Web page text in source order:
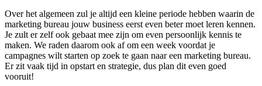
Over het algemeen zul je altijd een kleine periode hebben waarin de
marketing bureau jouw business eerst even beter moet leren kennen.
Je zult er zelf ook gebaat mee zijn om even persoonlijk kennis te
maken. We raden daarom ook af om een week voordat je
campagnes wilt starten op zoek te gaan naar een marketing bureau.
Er zit vaak tijd in opstart en strategie, dus plan dit even goed
vooruit!